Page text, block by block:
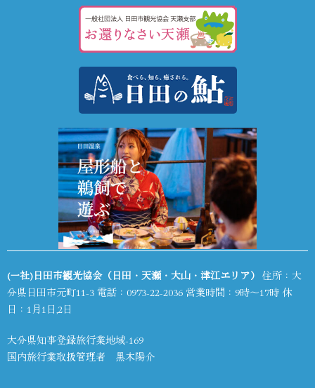
(一社)日田市観光協会（日田・天瀬・大山・津江エリア） 住所：大
分県日田市元町11-3 電話： 0973-22-2036 営業時間：9時～17時 休
日：1月1日,2日
大分県知事登録旅行業地域-169
国内旅行業取扱管理者 黒木陽介